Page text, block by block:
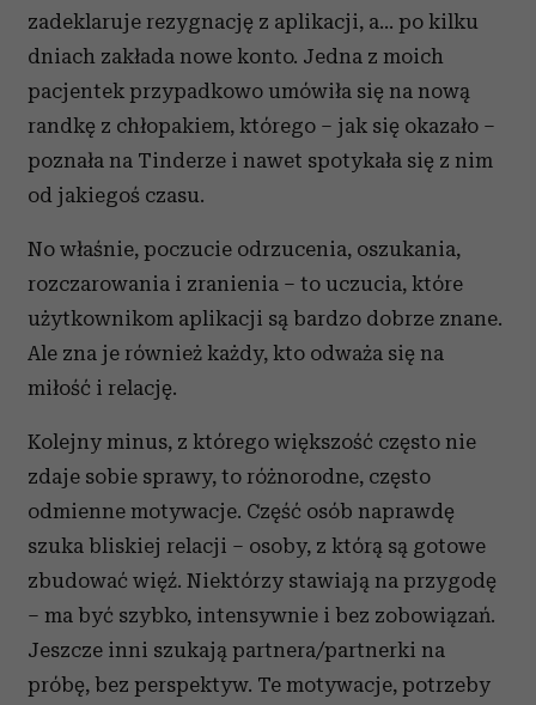
zadeklaruje rezygnację z aplikacji, a… po kilku
dniach zakłada nowe konto. Jedna z moich
pacjentek przypadkowo umówiła się na nową
randkę z chłopakiem, którego – jak się okazało –
poznała na Tinderze i nawet spotykała się z nim
od jakiegoś czasu.
No właśnie, poczucie odrzucenia, oszukania,
rozczarowania i zranienia – to uczucia, które
użytkownikom aplikacji są bardzo dobrze znane.
Ale zna je również każdy, kto odważa się na
miłość i relację.
Kolejny minus, z którego większość często nie
zdaje sobie sprawy, to różnorodne, często
odmienne motywacje. Część osób naprawdę
szuka bliskiej relacji – osoby, z którą są gotowe
zbudować więź. Niektórzy stawiają na przygodę
– ma być szybko, intensywnie i bez zobowiązań.
Jeszcze inni szukają partnera/partnerki na
próbę, bez perspektyw. Te motywacje, potrzeby